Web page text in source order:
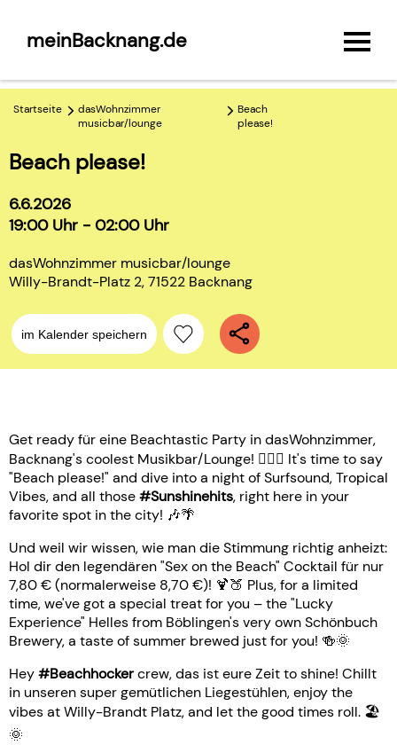
meinBacknang.de
Startseite
dasWohnzimmer
musicbar/lounge
Beach
please!
Beach please!
6.6.2026
19:00 Uhr - 02:00 Uhr
dasWohnzimmer musicbar/lounge
Willy-Brandt-Platz 2, 71522 Backnang
im Kalender speichern
Get ready für eine Beachtastic Party in dasWohnzimmer,
Backnang's coolest Musikbar/Lounge! 🏄‍♀️🎉 It's time to say
"Beach please!" and dive into a night of Surfsound, Tropical
Vibes, and all those#Sunshinehits, right here in your
favorite spot in the city! 🎶🌴
Und weil wir wissen, wie man die Stimmung richtig anheizt:
Hol dir den legendären "Sex on the Beach" Cocktail für nur
7,80 € (normalerweise 8,70 €)! 🍹🍑 Plus, for a limited
time, we've got a special treat for you – the "Lucky
Experience" Helles from Böblingen's very own Schönbuch
Brewery, a taste of summer brewed just for you! 🍻🌞
Hey#Beachhockercrew, das ist eure Zeit to shine! Chillt
in unseren super gemütlichen Liegestühlen, enjoy the
vibes at Willy-Brandt Platz, and let the good times roll. 🏖️
🌞